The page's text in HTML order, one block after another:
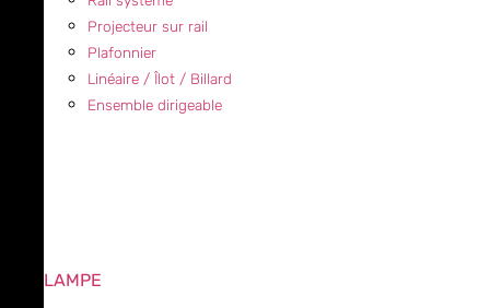
Projecteur sur rail
Plafonnier
Linéaire / Îlot / Billard
Ensemble dirigeable
LAMPE